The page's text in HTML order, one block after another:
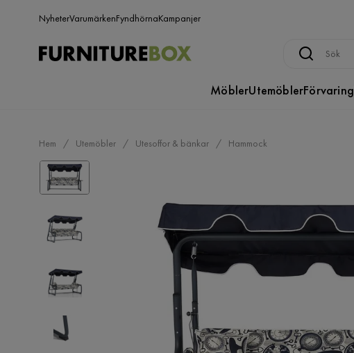
NyheterVarumärkenFyndhörnaKampanjer
MöblerUtemöblerFörvaring
Hem Utemöbler Utesoffor & bänkar Hammock